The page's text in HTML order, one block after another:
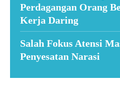
Perdagangan Orang
Kerja Daring
Salah Fokus Atensi
Penyesatan Narasi